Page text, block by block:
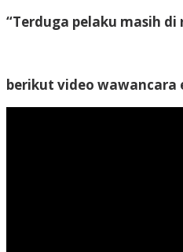
“Terduga pelaku masih
berikut video wawancara